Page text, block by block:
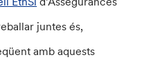
juntes és,
amb aquests